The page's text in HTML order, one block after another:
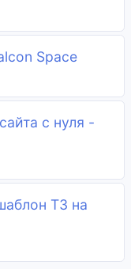
Space
с нуля -
ТЗ на